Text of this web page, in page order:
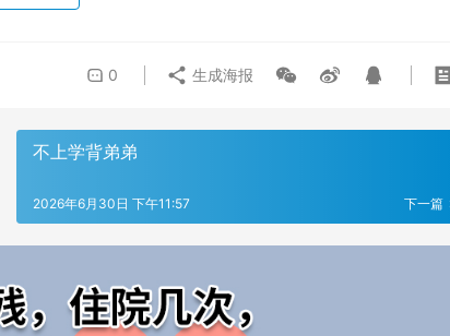
0 生成海报
不上学背弟弟
下一篇
2026年6月30日 下午11:57